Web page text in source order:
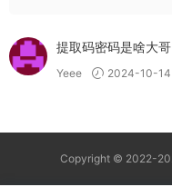
提取码密码是啥大哥
Yeee 2024-10-14
Copyright © 2022-